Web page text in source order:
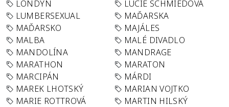
LONDÝN
LUCIE SCHMIEDOVÁ
LUMBERSEXUAL
MAĎARSKA
MAĎARSKO
MAJÁLES
MALBA
MALÉ DIVADLO
MANDOLÍNA
MANDRAGE
MARATHON
MARATON
MARCIPÁN
MÁRDI
MAREK LHOTSKÝ
MARIAN VOJTKO
MARIE ROTTROVÁ
MARTIN HILSKÝ